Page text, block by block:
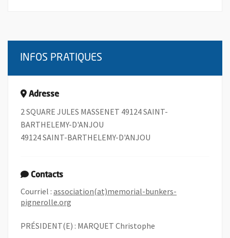
INFOS PRATIQUES
Adresse
2 SQUARE JULES MASSENET 49124 SAINT-
BARTHELEMY-D'ANJOU
49124 SAINT-BARTHELEMY-D'ANJOU
Contacts
Courriel : association(at)memorial-bunkers-
pignerolle.org
PRÉSIDENT(E) : MARQUET Christophe